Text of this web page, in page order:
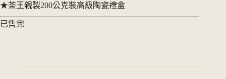
★茶王親製200公克裝高級陶瓷禮盒
已售完